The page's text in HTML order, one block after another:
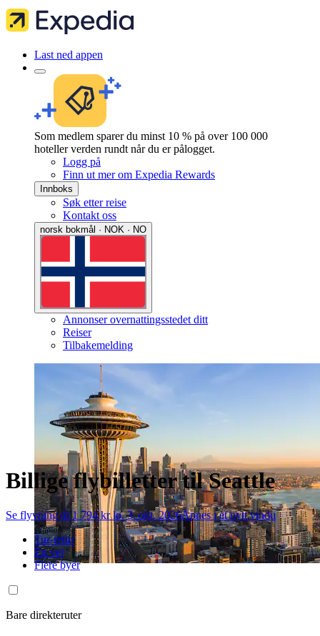
Last ned appen
Som medlem sparer du minst 10 % på over 100 000
hoteller verden rundt når du er pålogget.
Logg på
Finn ut mer om Expedia Rewards
Innboks
Søk etter reise
Kontakt oss
norsk bokmål · NOK · NO
Annonser overnattingsstedet ditt
Reiser
Tilbakemelding
Billige flybilletter til Seattle
Se flyvning til 1 794 kr lø. 3. okt. 2026Åpnes i et nytt vindu
Tur-retur
Én vei
Flere byer
Bare direkteruter